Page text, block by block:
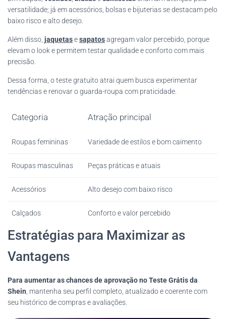
versatilidade; já em acessórios, bolsas e bijuterias se destacam pelo
baixo risco e alto desejo.
Além disso, jaquetasesapatosagregam valor percebido, porque
elevam o look e permitem testar qualidade e conforto com mais
precisão.
Dessa forma, o teste gratuito atrai quem busca experimentar
tendências e renovar o guarda-roupa com praticidade.
Categoria Atração principal
Roupas femininas Variedade de estilos e bom caimento
Roupas masculinas Peças práticas e atuais
Acessórios Alto desejo com baixo risco
Calçados Conforto e valor percebido
Estratégias para Maximizar as
Vantagens
Para aumentar as chances de aprovação no Teste Grátis da
Shein , mantenha seu perfil completo, atualizado e coerente com
seu histórico de compras e avaliações.